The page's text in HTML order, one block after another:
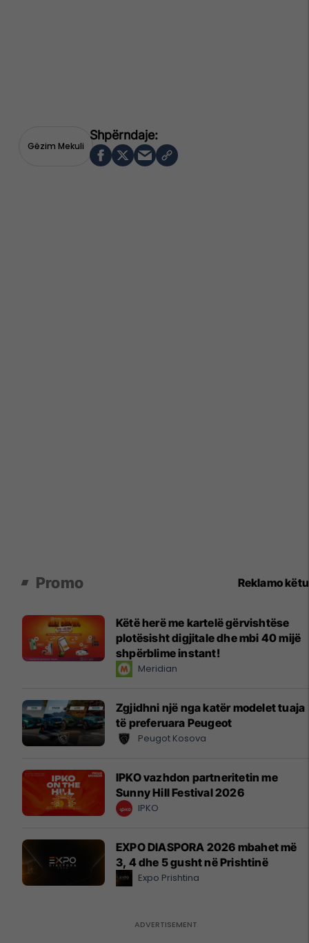
Gëzim Mekuli
Promo Reklamo këtu
Këtë herë me kartelë gërvishtëse
plotësisht digjitale dhe mbi 40 mijë
shpërblime instant!
Meridian
Zgjidhni një nga katër modelet tuaja
të preferuara Peugeot
Peugot Kosova
IPKO vazhdon partneritetin me
Sunny Hill Festival 2026
IPKO
EXPO DIASPORA 2026 mbahet më
3, 4 dhe 5 gusht në Prishtinë
Expo Prishtina